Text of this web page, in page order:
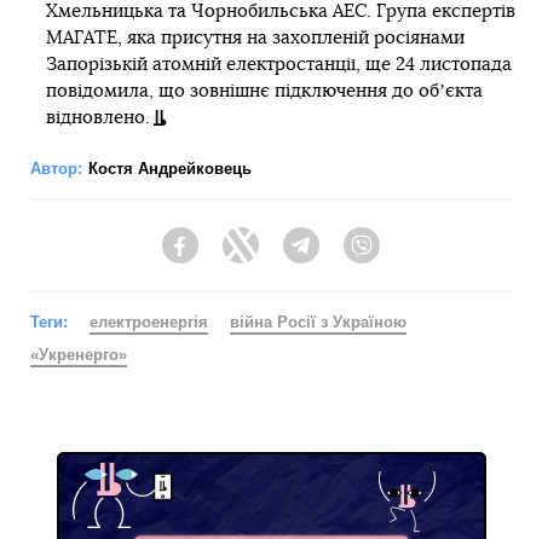
Хмельницька та Чорнобильська АЕС. Група експертів
МАГАТЕ, яка присутня на захопленій росіянами
Запорізькій атомній електростанції, ще 24 листопада
повідомила, що зовнішнє підключення до обʼєкта
відновлено.
Автор: Костя Андрейковець
FacebookTwitter Telegram
Теги: електроенергія
війна Росії з Україною
«Укренерго»